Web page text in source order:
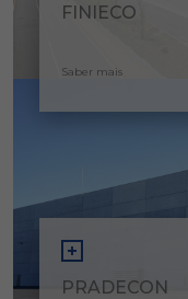
FINIECO
Saber mais
PRADECON